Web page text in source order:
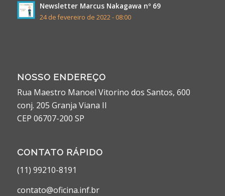
Newsletter Marcus Nakagawa nº 69
24 de fevereiro de 2022 - 08:00
NOSSO ENDEREÇO
Rua Maestro Manoel Vitorino dos Santos, 600
conj. 205 Granja Viana II
CEP 06707-200 SP
CONTATO RÁPIDO
(11) 99210-8191
contato@oficina.inf.br